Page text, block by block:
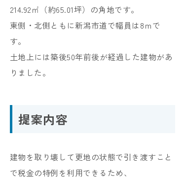
214.92㎡（約65.01坪）の角地です。
東側・北側ともに新潟市道で幅員は8ｍで
す。
土地上には築後50年前後が経過した建物があ
りました。
提案内容
建物を取り壊して更地の状態で引き渡すこと
で税金の特例を利用できるため、